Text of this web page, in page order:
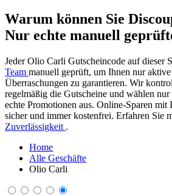
Warum können Sie
Nur echte manuell
Jeder Olio Carli Gutscheincode auf dieser
Team manuell geprüft, um Ihnen nur
Überraschungen zu garantieren. Wir
regelmäßig die Gutscheine und wählen nur
echte Promotionen aus. Online-Sparen mit
sicher und immer kostenfrei. Erfahren Sie
Zuverlässigkeit .
Home
Alle Geschäfte
Olio Carli